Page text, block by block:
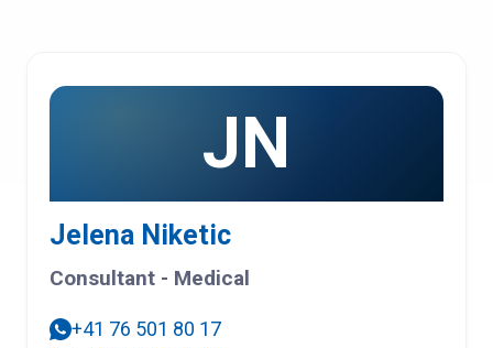
JN
Jelena Niketic
Consultant - Medical
+41 76 501 80 17